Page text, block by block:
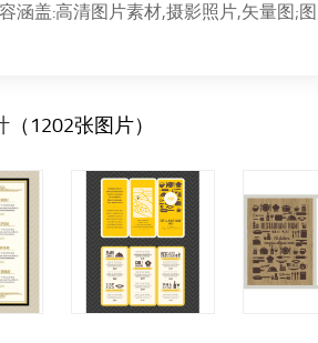
涵盖:高清图片素材,摄影照片,矢量图;
（1202张图片）